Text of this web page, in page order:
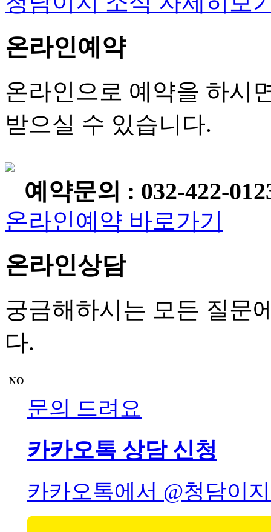
온라인예약
온라인으로 예약을 하시
받으실 수 있습니다.
예약문의 : 032-422-
온라인예약 바로가기
온라인상담
궁금해하시는 모든 질문
다.
NO
문의 드려요
카카오톡 상담 신청
카카오톡에서 @청담이